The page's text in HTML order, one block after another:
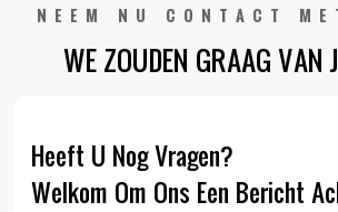
NEEM NU CONTACT
WE ZOUDEN GRAAG VAN
Heeft U Nog Vragen?
Welkom Om Ons Een Bericht